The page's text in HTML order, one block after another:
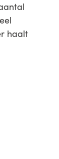
haalt